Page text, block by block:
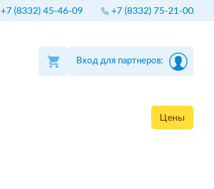
+7 (8332) 45-46-09 +7 (8332) 75-21-00
Вход для партнеров:
Цены